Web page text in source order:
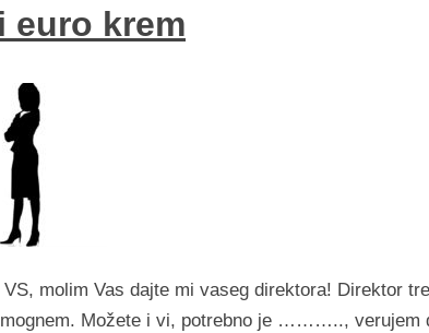
euro krem
molim Vas dajte mi vaseg direktora! Direktor
Možete i vi, potrebno je ……….., verujem